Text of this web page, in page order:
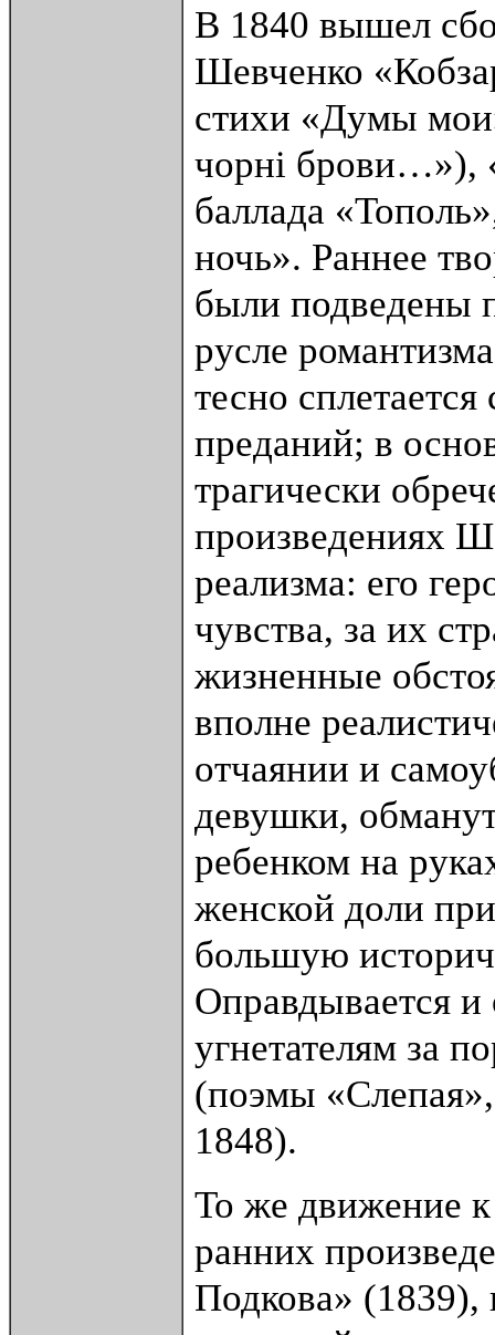
В 1840 вышел
Шевченко
стихи «Думы
чорнi брови…»),
баллада
ночь». Раннее
были подведены
русле
тесно
преданий; в
трагически
произведениях
реализма: его
чувства, за их
жизненные
вполне
отчаянии и
девушки,
ребенком на
женской доли
большую
Оправдывается и
угнетателям за
(поэмы
1848).
То же движение
ранних
Подкова»